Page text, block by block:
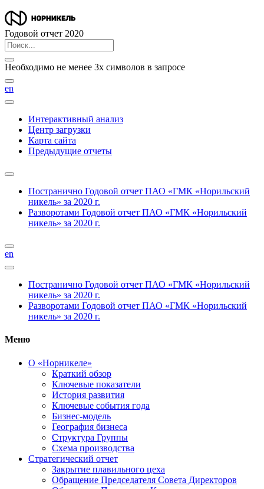
Годовой отчет 2020
Необходимо не менее 3х символов в запросе
en
Интерактивный анализ
Центр загрузки
Карта сайта
Предыдущие отчеты
Постранично Годовой отчет ПАО «ГМК «Норильский
никель» за 2020 г.
Разворотами Годовой отчет ПАО «ГМК «Норильский
никель» за 2020 г.
en
Постранично Годовой отчет ПАО «ГМК «Норильский
никель» за 2020 г.
Разворотами Годовой отчет ПАО «ГМК «Норильский
никель» за 2020 г.
Меню
О «Норникеле»
Краткий обзор
Ключевые показатели
История развития
Ключевые события года
Бизнес-модель
География бизнеса
Структура Группы
Схема производства
Стратегический отчет
Закрытие плавильного цеха
Обращение Председателя Совета Директоров